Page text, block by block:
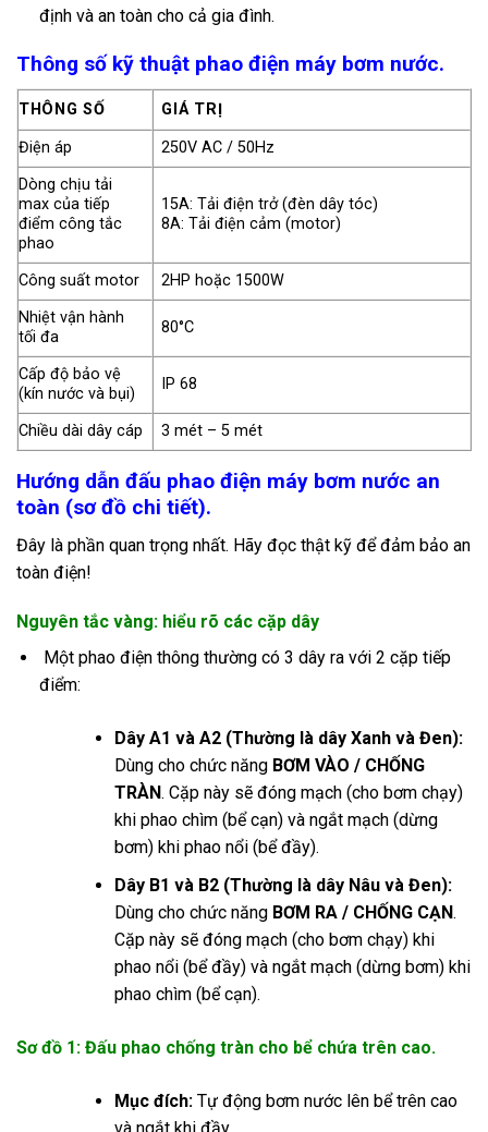
định và an toàn cho cả gia đình.
Thông số kỹ thuật phao điện máy bơm nước.
THÔNG SỐ GIÁ TRỊ
Điện áp
250V AC / 50Hz
Dòng chịu tải
max của tiếp
điểm công tắc
phao
15A: Tải điện trở (đèn dây tóc)
8A: Tải điện cảm (motor)
Công suất motor
2HP hoặc 1500W
Nhiệt vận hành
tối đa
80°C
Cấp độ bảo vệ
(kín nước và bụi)
IP 68
Chiều dài dây cáp 3 mét – 5 mét
Hướng dẫn đấu phao điện máy bơm nước an
toàn (sơ đồ chi tiết).
Đây là phần quan trọng nhất. Hãy đọc thật kỹ để đảm bảo an
toàn điện!
Nguyên tắc vàng: hiểu rõ các cặp dây
Một phao điện thông thường có 3 dây ra với 2 cặp tiếp
điểm:
Dây A1 và A2 (Thường là dây Xanh và Đen):
Dùng cho chức năng BƠM VÀO / CHỐNG
TRÀN. Cặp này sẽ đóng mạch (cho bơm chạy)
khi phao chìm (bể cạn) và ngắt mạch (dừng
bơm) khi phao nổi (bể đầy).
Dây B1 và B2 (Thường là dây Nâu và Đen):
Dùng cho chức năng BƠM RA / CHỐNG CẠN.
Cặp này sẽ đóng mạch (cho bơm chạy) khi
phao nổi (bể đầy) và ngắt mạch (dừng bơm) khi
phao chìm (bể cạn).
Sơ đồ 1: Đấu phao chống tràn cho bể chứa trên cao.
Mục đích:Tự động bơm nước lên bể trên cao